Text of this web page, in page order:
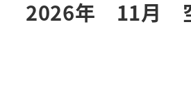
2026年 11月